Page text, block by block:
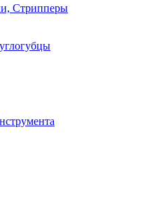
Стрипперы